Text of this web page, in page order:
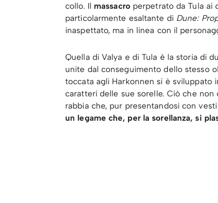
collo. Il massacroperpetrato da Tula ai
particolarmente esaltante di Dune:
inaspettato, ma in linea con il
Quella di Valya e di Tula è la storia di
unite dal conseguimento dello stesso
toccata agli Harkonnen si è
caratteri delle sue sorelle. Ciò che non
rabbia che, pur presentandosi con
un legame che, per la sorellanza, si